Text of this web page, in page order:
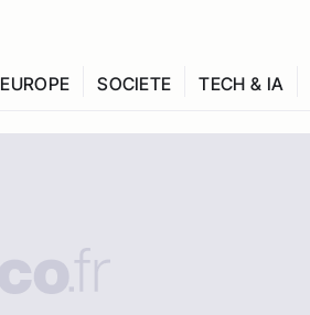
EUROPE SOCIETE TECH & IA